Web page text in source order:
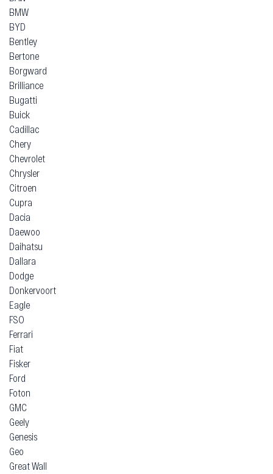
BMW
BYD
Bentley
Bertone
Borgward
Brilliance
Bugatti
Buick
Cadillac
Chery
Chevrolet
Chrysler
Citroen
Cupra
Dacia
Daewoo
Daihatsu
Dallara
Dodge
Donkervoort
Eagle
FSO
Ferrari
Fiat
Fisker
Ford
Foton
GMC
Geely
Genesis
Geo
Great Wall